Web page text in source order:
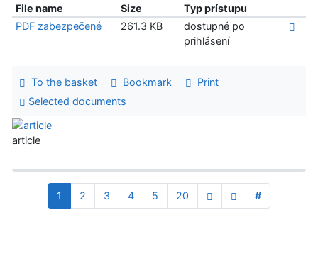
File name
Size
Typ prístupu
PDF zabezpečené
261.3 KB
dostupné po
prihlásení
To the basket Bookmark
Print
Selected documents
article
1 2 3 4 5 20 #